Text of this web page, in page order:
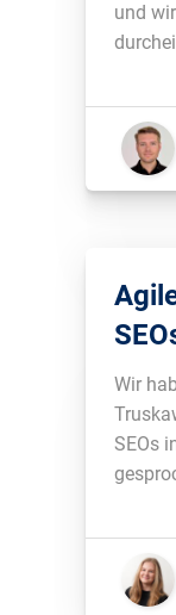
und
dieser
Wir
SEOs
und